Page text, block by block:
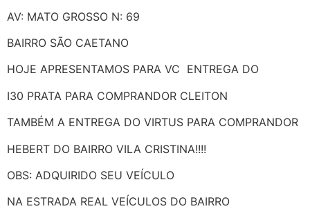
AV: MATO GROSSO N: 69
BAIRRO SÃO CAETANO
HOJE APRESENTAMOS PARA VC ENTREGA DO
I30 PRATA PARA COMPRANDOR CLEITON
TAMBÉM A ENTREGA DO VIRTUS PARA COMPRANDOR
HEBERT DO BAIRRO VILA CRISTINA!!!!
OBS: ADQUIRIDO SEU VEÍCULO
NA ESTRADA REAL VEÍCULOS DO BAIRRO